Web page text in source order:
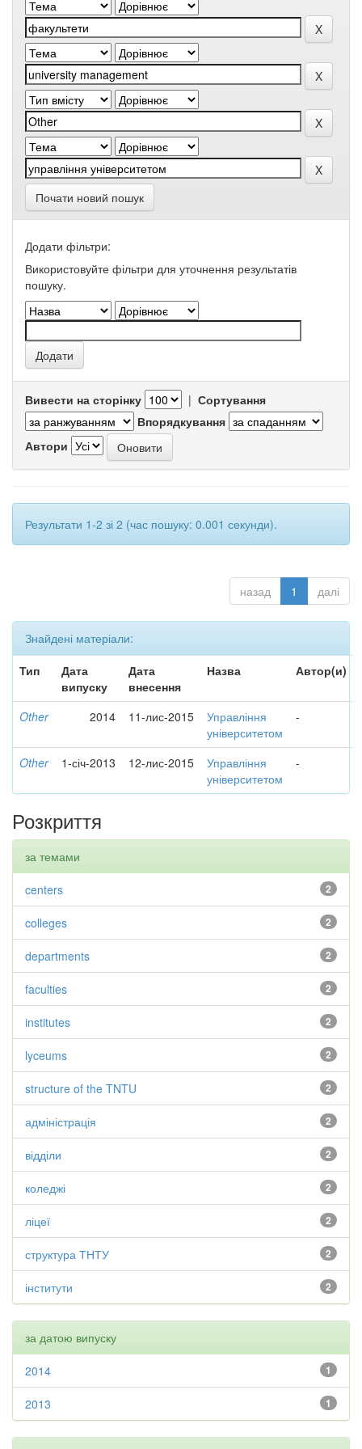
Почати новий пошук
Додати фільтри:
Використовуйте фільтри для уточнення результатів
пошуку.
Вивести на сторінку | Сортування
Впорядкування
Автори
Результати 1-2 зі 2 (час пошуку: 0.001 секунди).
назад 1 далі
Знайдені матеріали:
Тип
Дата
випуску
Дата
внесення
Назва Автор(и)
Other 2014 11-лис-2015
Управління
університетом
-
Other 1-січ-2013 12-лис-2015
Управління
університетом
-
Розкриття
за темами
2
centers
2
colleges
2
departments
2
faculties
2
institutes
2
lyceums
2
structure of the TNTU
2
адміністрація
2
відділи
2
коледжі
2
ліцеї
2
структура ТНТУ
2
інститути
за датою випуску
1
2014
1
2013